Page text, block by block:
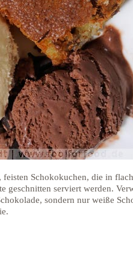
Schokokuchen, die in
geschnitten serviert werden.
sondern nur weiße